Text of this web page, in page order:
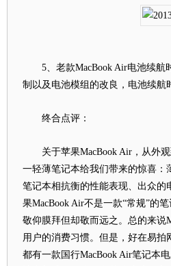
5、老款MacBook Air电池续航
制以及电池模组的改良，电池续航
终合点评：
关于苹果MacBook Air，从外观
一轻薄笔记本给我们带来的惊喜：
笔记本相抗衡的性能表现、出众
果MacBook Air不是一款“常规”的
敬仰膜拜但却敬而远之。总的来说
用户的消费习惯。但是，好在易
都有一款国行MacBook Air笔记本